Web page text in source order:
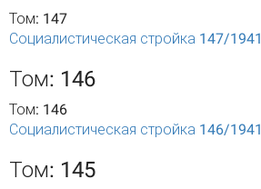
Том: 147
Социалистическая стройка 147/1941
Том: 146
Том: 146
Социалистическая стройка 146/1941
Том: 145